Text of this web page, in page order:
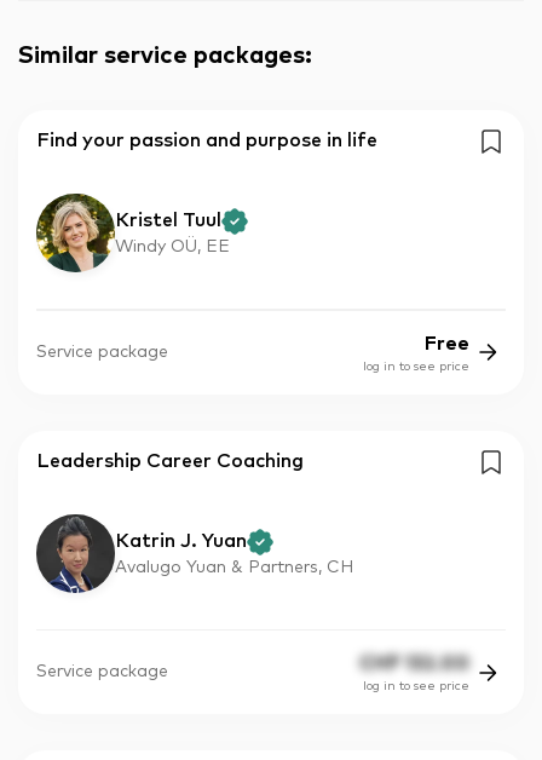
Similar service packages:
Find your passion and purpose in life
Kristel Tuul
Windy OÜ, EE
Service package Free
log in to see price
Leadership Career Coaching
Katrin J. Yuan
Avalugo Yuan & Partners, CH
Service package CHF 132.00
log in to see price